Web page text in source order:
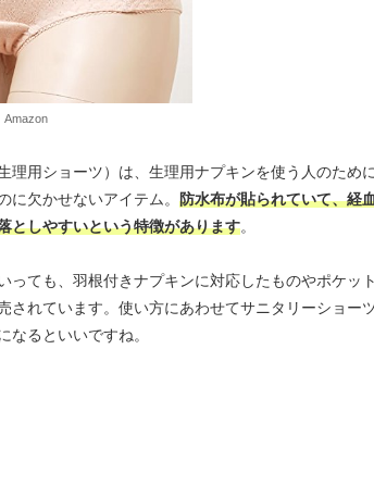
Amazon
理用ショーツ）は、生理用ナプキンを使う人のため
に欠かせないアイテム。 防水布が貼られていて、経
としやすいという特徴があります。
っても、羽根付きナプキンに対応したものやポケッ
されています。使い方にあわせてサニタリーショー
なるといいですね。